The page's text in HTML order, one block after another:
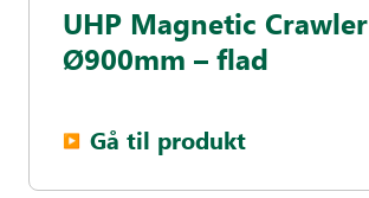
UHP Magnetic Crawler
Ø900mm – flad
▶︎ Gå til produkt